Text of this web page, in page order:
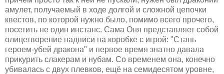
амулет, получаемый в ходе долгой и сложной цепочки
квестов, по которой нужно было, помимо всего прочего,
посетить не один инстанс. Сама Оня представляет собой
олицетворение надписи на коробке с игрой: "Стань
героем-убей дракона" и первое время знатно давала
прикурить слакерам и нубам. Со временем она, конечно
убивалась с двух плевков, ещё на семидесятом уровне,